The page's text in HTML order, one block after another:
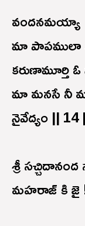
మా పాపములా
కరుణామూర్తి
మా మనసే నీ
నైవేద్యం || 14
శ్రీ
మహరాజ్ కి జై